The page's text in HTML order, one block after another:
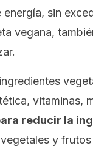
sin
vegana,
vitaminas,
reducir la
y frutos